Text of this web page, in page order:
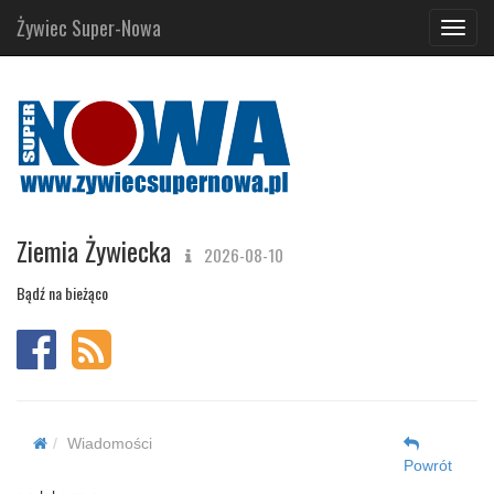
Żywiec Super-Nowa
Ziemia Żywiecka 2026-08-10
Bądź na bieżąco
Wiadomości
Powrót